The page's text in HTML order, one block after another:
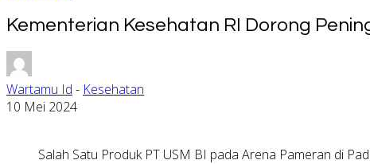
Kementerian Kesehatan RI Dorong
Wartamu Id - Kesehatan
10 Mei 2024
Salah Satu Produk PT USM BI pada Arena Pameran di